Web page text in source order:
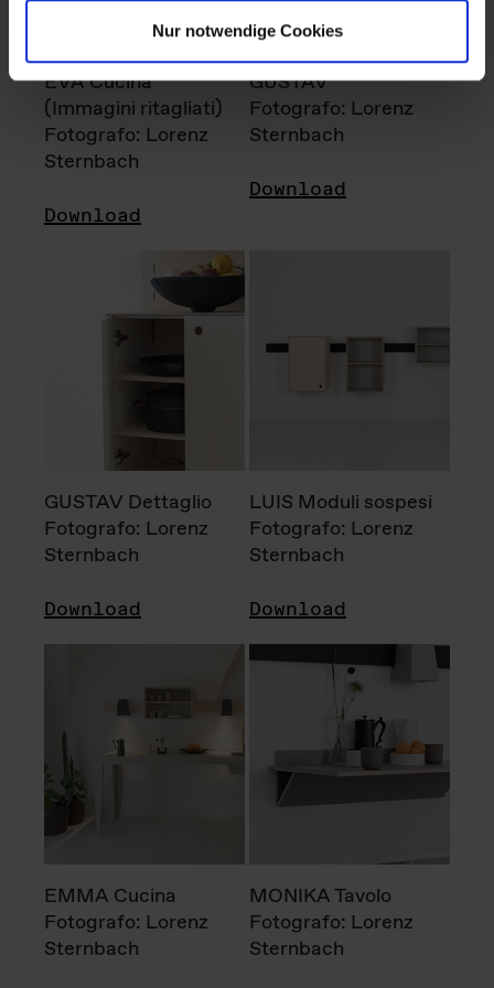
Nur notwendige Cookies
EVA Cucina
(Immagini ritagliati)
Fotografo: Lorenz
Sternbach
Download
GUSTAV
Fotografo: Lorenz
Sternbach
Download
GUSTAV Dettaglio
Fotografo: Lorenz
Sternbach
Download
LUIS Moduli sospesi
Fotografo: Lorenz
Sternbach
Download
EMMA Cucina
Fotografo: Lorenz
Sternbach
MONIKA Tavolo
Fotografo: Lorenz
Sternbach